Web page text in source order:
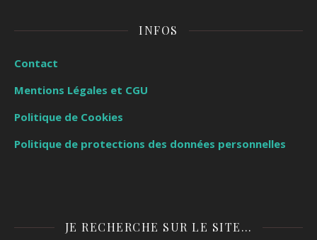
INFOS
Contact
Mentions Légales et CGU
Politique de Cookies
Politique de protections des données personnelles
JE RECHERCHE SUR LE SITE…